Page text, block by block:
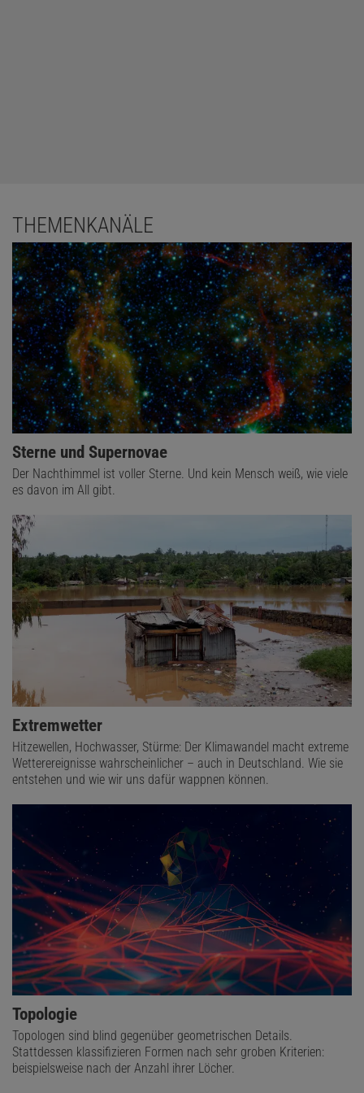
THEMENKANÄLE
Sterne und Supernovae
Der Nachthimmel ist voller Sterne. Und kein Mensch weiß, wie viele
es davon im All gibt.
Extremwetter
Hitzewellen, Hochwasser, Stürme: Der Klimawandel macht extreme
Wetterereignisse wahrscheinlicher – auch in Deutschland. Wie sie
entstehen und wie wir uns dafür wappnen können.
Topologie
Topologen sind blind gegenüber geometrischen Details.
Stattdessen klassifizieren Formen nach sehr groben Kriterien:
beispielsweise nach der Anzahl ihrer Löcher.